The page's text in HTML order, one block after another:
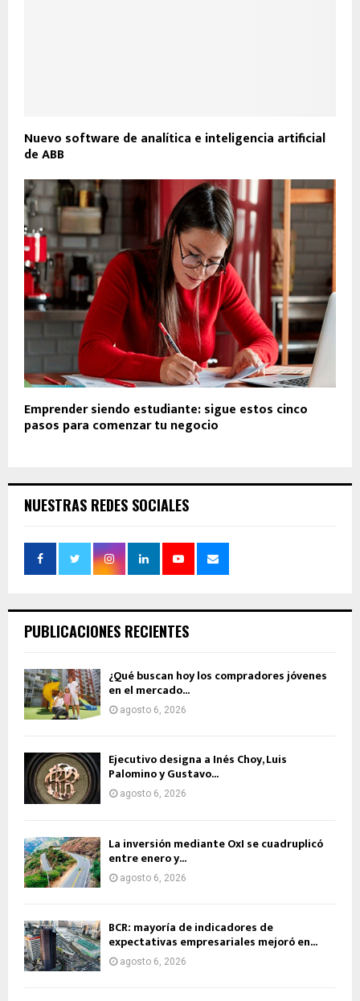
Nuevo software de analítica e inteligencia artificial
de ABB
Emprender siendo estudiante: sigue estos cinco
pasos para comenzar tu negocio
NUESTRAS REDES SOCIALES
PUBLICACIONES RECIENTES
¿Qué buscan hoy los compradores jóvenes
en el mercado...
agosto 6, 2026
Ejecutivo designa a Inés Choy, Luis
Palomino y Gustavo...
agosto 6, 2026
La inversión mediante OxI se cuadruplicó
entre enero y...
agosto 6, 2026
BCR: mayoría de indicadores de
expectativas empresariales mejoró en...
agosto 6, 2026